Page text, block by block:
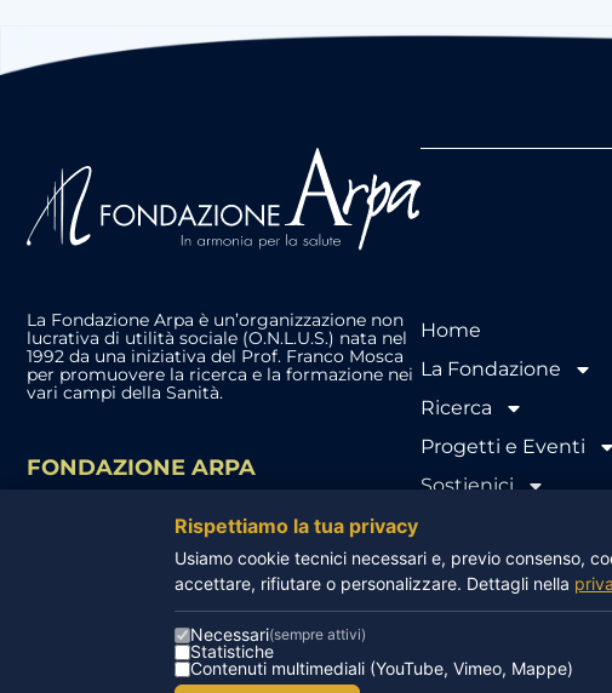
La Fondazione Arpa è un’organizzazione non
lucrativa di utilità sociale (O.N.L.U.S.) nata nel
1992 da una iniziativa del Prof. Franco Mosca
per promuovere la ricerca e la formazione nei
vari campi della Sanità.
FONDAZIONE ARPA
info@fondazionearpa.it
Home
La Fondazione
Ricerca
Progetti e Eventi
Sostienici
Contattaci
Rispettiamo la tua privacy
Usiamo cookie tecnici necessari e, previo consenso,
accettare, rifiutare o personalizzare. Dettagli nella
Necessari(sempre attivi)
Statistiche
Contenuti multimediali (YouTube, Vimeo, Mappe)